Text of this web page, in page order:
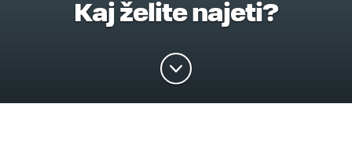
Kaj želite najeti?